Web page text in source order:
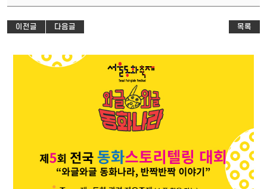
이전글 다음글 목록